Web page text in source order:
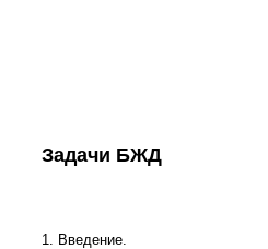
Задачи БЖД
1. Введение.